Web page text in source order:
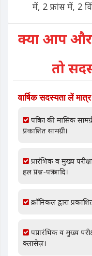
में, 2 फ्रांस में, 2
क्या आप और
तो
वार्षिक सदस्यता लें मात्र
पत्रिका की मासिक
प्रकाशित सामग्री।
प्रारंभिक व मुख्य
हल प्रश्न-पत्र आदि।
क्रॉनिकल द्वारा
पप्रारंभिक व मुख्य
क्लासेज़।